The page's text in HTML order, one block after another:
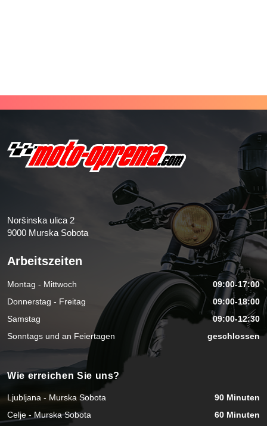
Noršinska ulica 2
9000 Murska Sobota
Arbeitszeiten
Montag - Mittwoch
09:00-17:00
Donnerstag - Freitag
09:00-18:00
Samstag
09:00-12:30
Sonntags und an Feiertagen
geschlossen
Wie erreichen Sie uns?
Ljubljana - Murska Sobota
90 Minuten
Celje - Murska Sobota
60 Minuten